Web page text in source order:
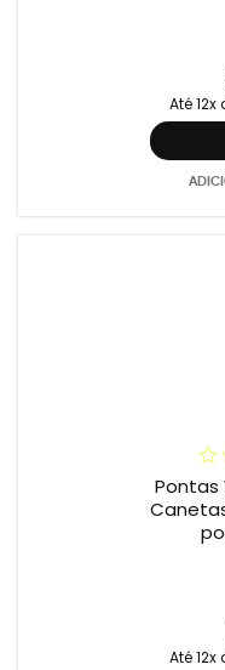
Até 12x
Pontas
Até 12x